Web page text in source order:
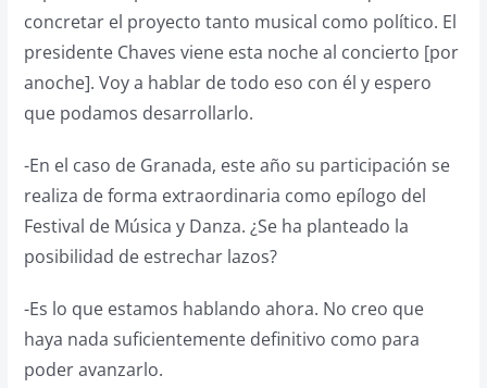
concretar el proyecto tanto musical como político. El
presidente Chaves viene esta noche al concierto [por
anoche]. Voy a hablar de todo eso con él y espero
que podamos desarrollarlo.
-En el caso de Granada, este año su participación se
realiza de forma extraordinaria como epílogo del
Festival de Música y Danza. ¿Se ha planteado la
posibilidad de estrechar lazos?
-Es lo que estamos hablando ahora. No creo que
haya nada suficientemente definitivo como para
poder avanzarlo.